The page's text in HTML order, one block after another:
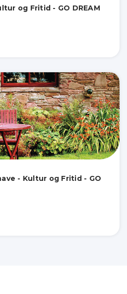
og Fritid - GO DREAM
- Kultur og Fritid - GO